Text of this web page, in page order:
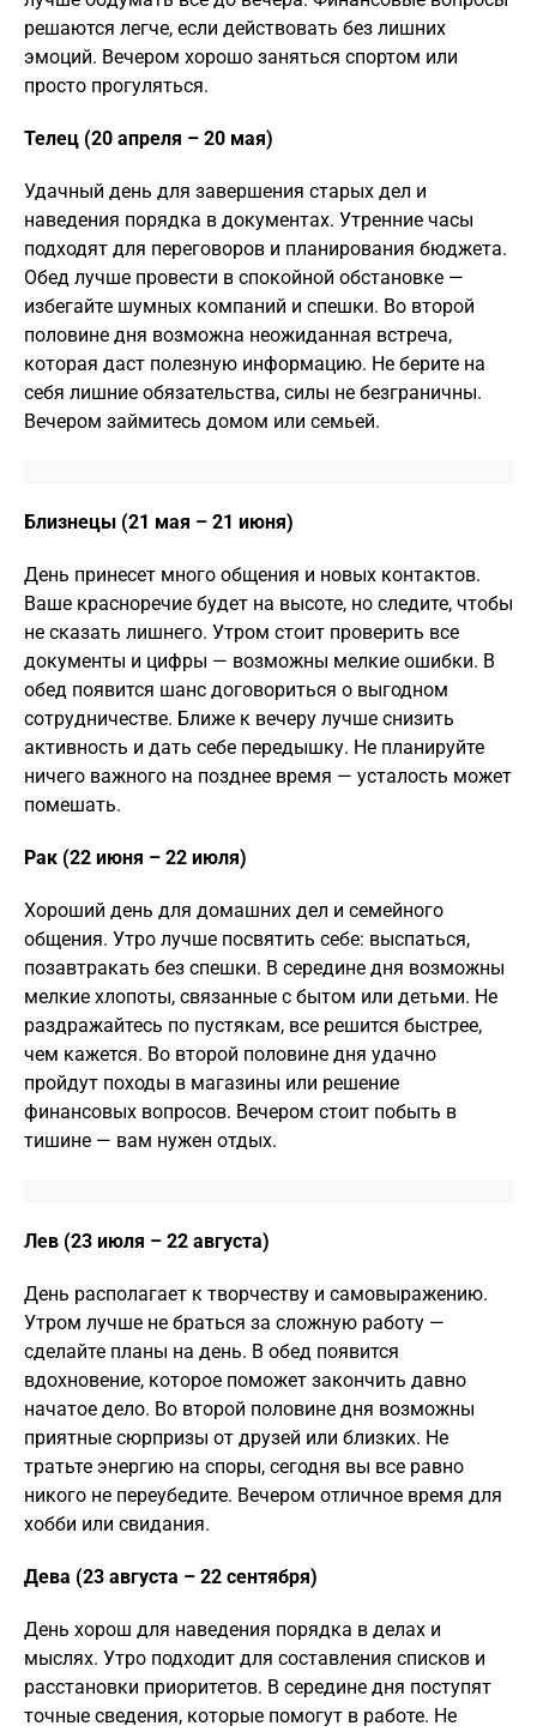
решаются легче, если действовать без лишних
эмоций. Вечером хорошо заняться спортом или
просто прогуляться.
Телец (20 апреля – 20 мая)
Удачный день для завершения старых дел и
наведения порядка в документах. Утренние часы
подходят для переговоров и планирования бюджета.
Обед лучше провести в спокойной обстановке —
избегайте шумных компаний и спешки. Во второй
половине дня возможна неожиданная встреча,
которая даст полезную информацию. Не берите на
себя лишние обязательства, силы не безграничны.
Вечером займитесь домом или семьей.
Близнецы (21 мая – 21 июня)
День принесет много общения и новых контактов.
Ваше красноречие будет на высоте, но следите, чтобы
не сказать лишнего. Утром стоит проверить все
документы и цифры — возможны мелкие ошибки. В
обед появится шанс договориться о выгодном
сотрудничестве. Ближе к вечеру лучше снизить
активность и дать себе передышку. Не планируйте
ничего важного на позднее время — усталость может
помешать.
Рак (22 июня – 22 июля)
Хороший день для домашних дел и семейного
общения. Утро лучше посвятить себе: выспаться,
позавтракать без спешки. В середине дня возможны
мелкие хлопоты, связанные с бытом или детьми. Не
раздражайтесь по пустякам, все решится быстрее,
чем кажется. Во второй половине дня удачно
пройдут походы в магазины или решение
финансовых вопросов. Вечером стоит побыть в
тишине — вам нужен отдых.
Лев (23 июля – 22 августа)
День располагает к творчеству и самовыражению.
Утром лучше не браться за сложную работу —
сделайте планы на день. В обед появится
вдохновение, которое поможет закончить давно
начатое дело. Во второй половине дня возможны
приятные сюрпризы от друзей или близких. Не
тратьте энергию на споры, сегодня вы все равно
никого не переубедите. Вечером отличное время для
хобби или свидания.
Дева (23 августа – 22 сентября)
День хорош для наведения порядка в делах и
мыслях. Утро подходит для составления списков и
расстановки приоритетов. В середине дня поступят
точные сведения, которые помогут в работе. Не